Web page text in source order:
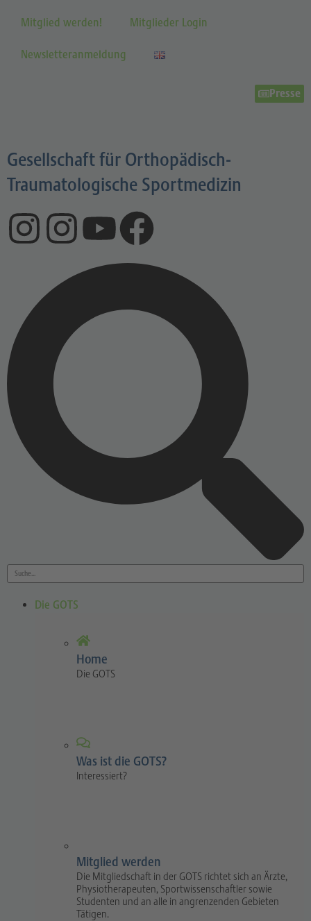
Mitglied werden! Mitglieder Login
Newsletteranmeldung
Presse
Gesellschaft für Orthopädisch-
Traumatologische Sportmedizin
Die GOTS
Home
Die GOTS
Was ist die GOTS?
Interessiert?
Mitglied werden
Die Mitgliedschaft in der GOTS richtet sich an Ärzte,
Physiotherapeuten, Sportwissenschaftler sowie
Studenten und an alle in angrenzenden Gebieten
Tätigen.